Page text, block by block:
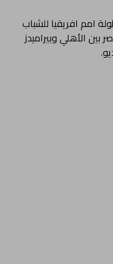
امم افريقيا للشباب
بين الأهلي وبيراميدز